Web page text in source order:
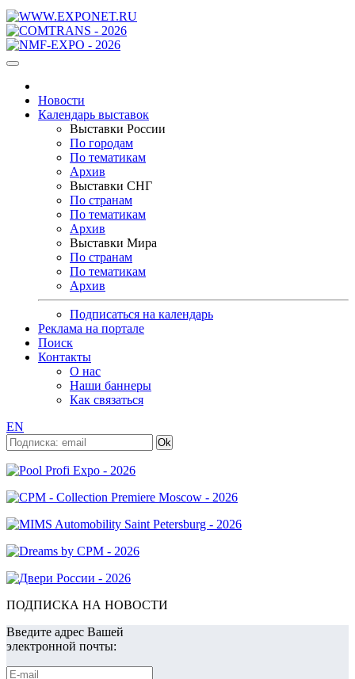
Новости
Календарь выставок
Выставки России
По городам
По тематикам
Архив
Выставки СНГ
По странам
По тематикам
Архив
Выставки Мира
По странам
По тематикам
Архив
Подписаться на календарь
Реклама на портале
Поиск
Контакты
О нас
Наши баннеры
Как связаться
EN
ПОДПИСКА НА НОВОСТИ
Введите адрес Вашей
электронной почты: